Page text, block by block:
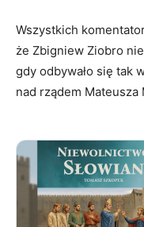
Wszystkich
że Zbigniew Ziobro
gdy odbywało się tak
nad rządem